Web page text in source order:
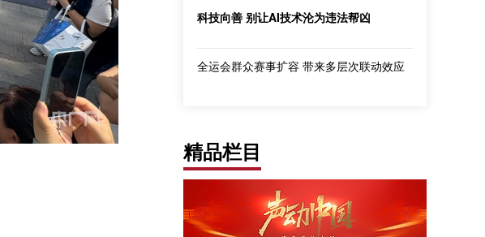
科技向善 别让AI技术沦为违法帮凶
全运会群众赛事扩容 带来多层次联动效应
精品栏目